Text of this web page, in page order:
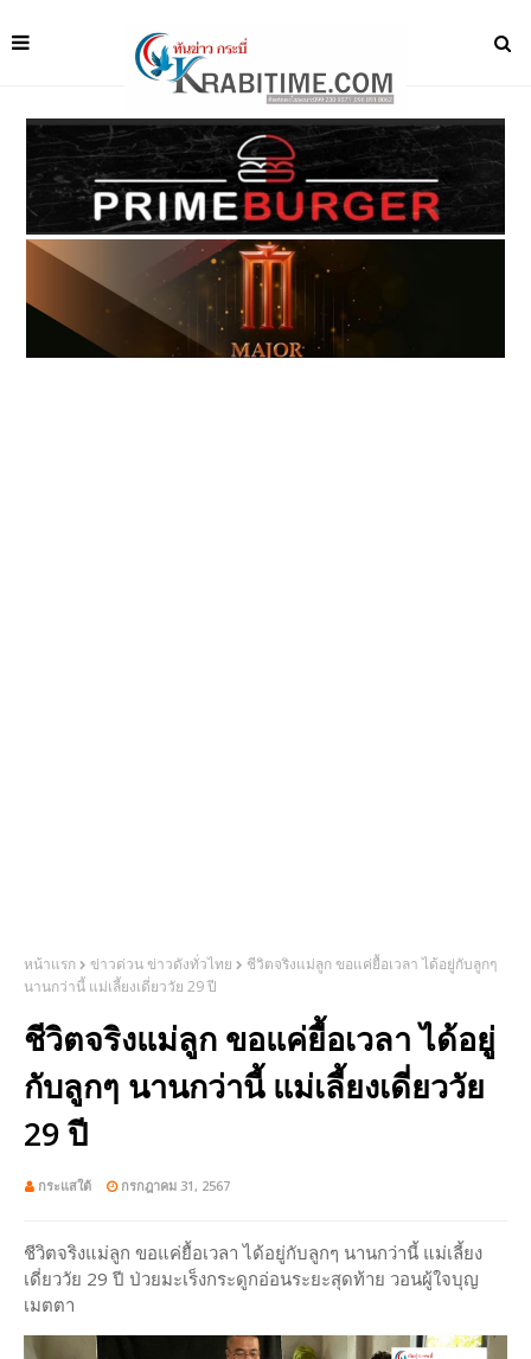
หน้าแรก ข่าวด่วน ข่าวดังทั่วไทย
ชีวิตจริงแม่ลูก ขอแค่ยื้อเวลา ได้อยู่กับลูกๆ
นานกว่านี้ แม่เลี้ยงเดี่ยววัย 29 ปี
ชีวิตจริงแม่ลูก ขอแค่ยื้อเวลา ได้อยู่
กับลูกๆ นานกว่านี้ แม่เลี้ยงเดี่ยววัย
29 ปี
กระแสใต้ กรกฎาคม 31, 2567
ชีวิตจริงแม่ลูก ขอแค่ยื้อเวลา ได้อยู่กับลูกๆ นานกว่านี้ แม่เลี้ยง
เดี่ยววัย 29 ปี ป่วยมะเร็งกระดูกอ่อนระยะสุดท้าย วอนผู้ใจบุญ
เมตตา